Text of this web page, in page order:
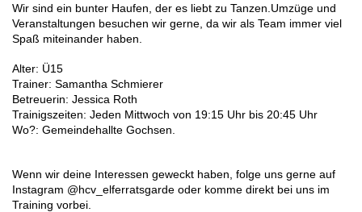
Wir sind ein bunter Haufen, der es liebt zu Tanzen.Umzüge und
Veranstaltungen besuchen wir gerne, da wir als Team immer viel
Spaß miteinander haben.
Alter: Ü15
Trainer: Samantha Schmierer
Betreuerin: Jessica Roth
Trainigszeiten: Jeden Mittwoch von 19:15 Uhr bis 20:45 Uhr
Wo?: Gemeindehallte Gochsen.
Wenn wir deine Interessen geweckt haben, folge uns gerne auf
Instagram @hcv_elferratsgarde oder komme direkt bei uns im
Training vorbei.